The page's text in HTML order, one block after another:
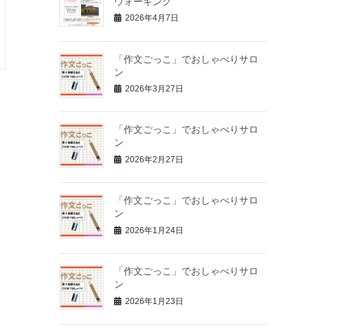
2026年4月7日
「作文ごっこ」でおしゃべりサロ
ン
2026年3月27日
「作文ごっこ」でおしゃべりサロ
ン
2026年2月27日
「作文ごっこ」でおしゃべりサロ
ン
2026年1月24日
「作文ごっこ」でおしゃべりサロ
ン
2026年1月23日